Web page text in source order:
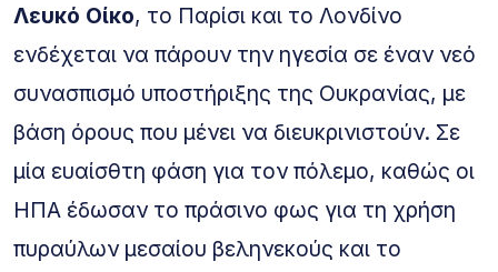
Λευκό Οίκο, το Παρίσι και το Λονδίνο
ενδέχεται να πάρουν την ηγεσία σε έναν νεό
συνασπισμό υποστήριξης της Ουκρανίας, με
βάση όρους που μένει να διευκρινιστούν. Σε
μία ευαίσθτη φάση για τον πόλεμο, καθώς οι
ΗΠΑ έδωσαν το πράσινο φως για τη χρήση
πυραύλων μεσαίου βεληνεκούς και το